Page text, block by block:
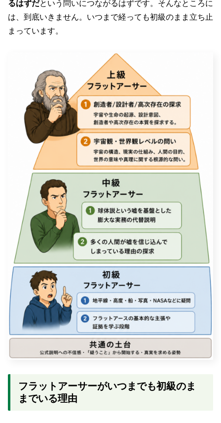
るはずだという問いにつながるはずです。そんなところに
は、到底いきません。いつまで経っても初級のまま立ち止
まっています。
フラットアーサーがいつまでも初級のま
までいる理由